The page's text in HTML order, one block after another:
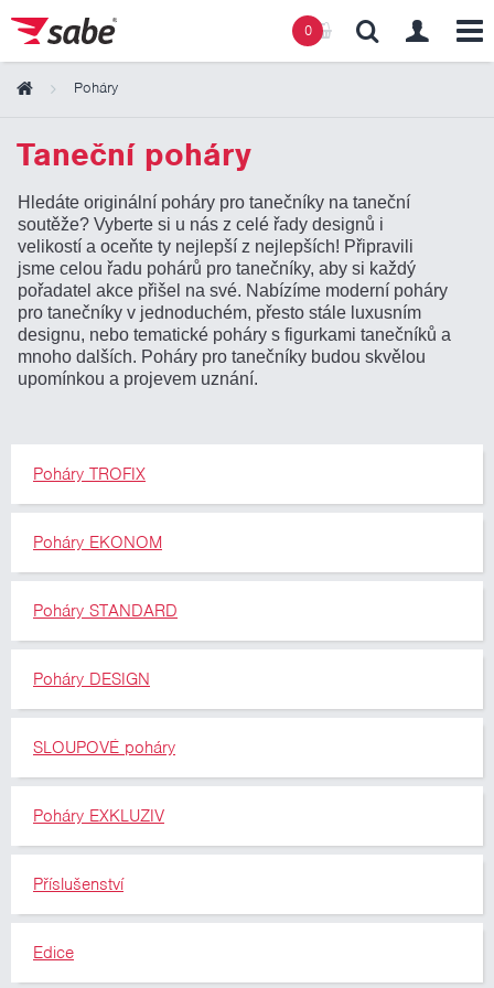
0
Poháry
Taneční poháry
Hledáte originální poháry pro tanečníky na taneční
soutěže? Vyberte si u nás z celé řady designů i
velikostí a oceňte ty nejlepší z nejlepších! Připravili
jsme celou řadu pohárů pro tanečníky, aby si každý
pořadatel akce přišel na své. Nabízíme moderní poháry
pro tanečníky v jednoduchém, přesto stále luxusním
designu, nebo tematické poháry s figurkami tanečníků a
mnoho dalších. Poháry pro tanečníky budou skvělou
upomínkou a projevem uznání.
Poháry TROFIX
Poháry EKONOM
Poháry STANDARD
Poháry DESIGN
SLOUPOVÉ poháry
Poháry EXKLUZIV
Příslušenství
Edice
Obsah košíku
Košík zeje prázdnotou